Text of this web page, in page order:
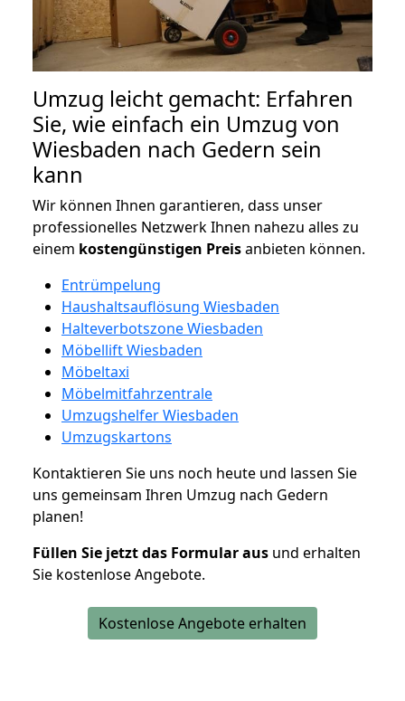
Umzug leicht gemacht: Erfahren
Sie, wie einfach ein Umzug von
Wiesbaden nach Gedern sein
kann
Wir können Ihnen garantieren, dass unser
professionelles Netzwerk Ihnen nahezu alles zu
einem kostengünstigen Preisanbieten können.
Entrümpelung
Haushaltsauflösung Wiesbaden
Halteverbotszone Wiesbaden
Möbellift Wiesbaden
Möbeltaxi
Möbelmitfahrzentrale
Umzugshelfer Wiesbaden
Umzugskartons
Kontaktieren Sie uns noch heute und lassen Sie
uns gemeinsam Ihren Umzug nach Gedern
planen!
Füllen Sie jetzt das Formular aus und erhalten
Sie kostenlose Angebote.
Kostenlose Angebote erhalten